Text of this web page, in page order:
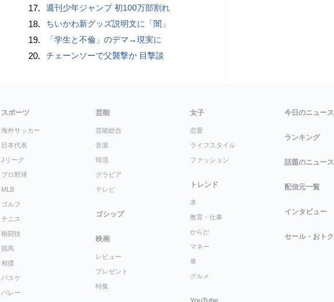
17. 週刊少年ジャンプ 初100万部割れ
18. ちいかわ新グッズ説明文に「闇」
19. 「学生と不倫」のデマ→現実に
20. チェーンソーで父襲撃か 目撃談
スポーツ
海外サッカー
日本代表
Jリーグ
プロ野球
MLB
ゴルフ
テニス
格闘技
競馬
相撲
バスケ
バレー
芸能
芸能総合
音楽
韓流
グラビア
テレビ
ゴシップ
映画
レビュー
プレゼント
特集
女子
恋愛
ライフスタイル
ファッション
トレンド
本
教育・仕事
からだ
マネー
車
グルメ
今日のニュース
ランキング
話題のニュース
配信元一覧
インタビュー
セール・おトク